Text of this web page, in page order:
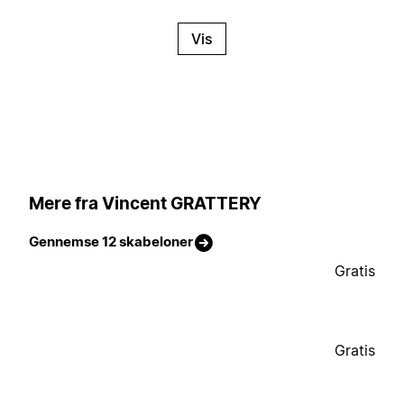
Vis
Mere fra Vincent GRATTERY
Gennemse 12 skabeloner
Gratis
Gratis